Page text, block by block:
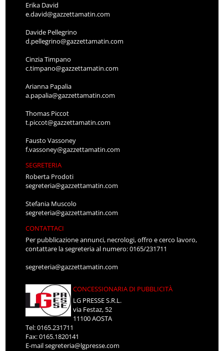
Erika David
e.david@gazzettamatin.com
Davide Pellegrino
d.pellegrino@gazzettamatin.com
Cinzia Timpano
c.timpano@gazzettamatin.com
Arianna Papalia
a.papalia@gazzettamatin.com
Thomas Piccot
t.piccot@gazzettamatin.com
Fausto Vassoney
f.vassoney@gazzettamatin.com
SEGRETERIA
Roberta Prodoti
segreteria@gazzettamatin.com
Stefania Muscolo
segreteria@gazzettamatin.com
CONTATTACI
Per pubblicazione annunci, necrologi, offro e cerco lavoro,
contattare la segreteria al numero: 0165/231711
segreteria@gazzettamatin.com
CONCESSIONARIA DI PUBBLICITÀ
LG PRESSE S.R.L.
via Festaz, 52
11100 AOSTA
Tel: 0165.231711
Fax: 0165.1820141
E-mailsegreteria@lgpresse.com